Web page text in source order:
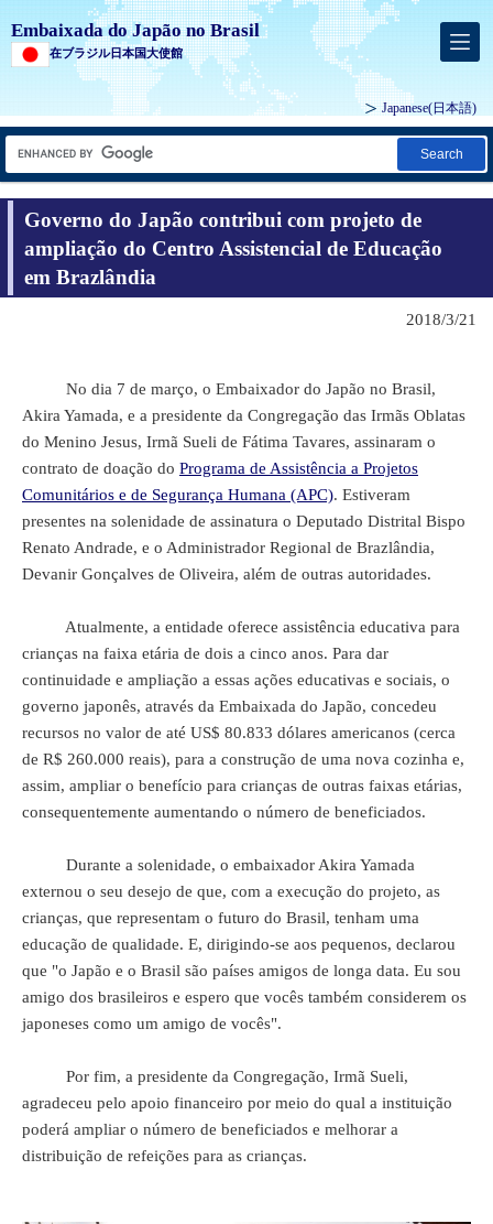
Embaixada do Japão no Brasil
在ブラジル日本国大使館
Japanese(日本語)
Search
Governo do Japão contribui com projeto de
ampliação do Centro Assistencial de Educação
em Brazlândia
2018/3/21
No dia 7 de março, o Embaixador do Japão no Brasil,
Akira Yamada, e a presidente da Congregação das Irmãs Oblatas
do Menino Jesus, Irmã Sueli de Fátima Tavares, assinaram o
contrato de doação do Programa de Assistência a Projetos
Comunitários e de Segurança Humana (APC). Estiveram
presentes na solenidade de assinatura o Deputado Distrital Bispo
Renato Andrade, e o Administrador Regional de Brazlândia,
Devanir Gonçalves de Oliveira, além de outras autoridades.
Atualmente, a entidade oferece assistência educativa para
crianças na faixa etária de dois a cinco anos. Para dar
continuidade e ampliação a essas ações educativas e sociais, o
governo japonês, através da Embaixada do Japão, concedeu
recursos no valor de até US$ 80.833 dólares americanos (cerca
de R$ 260.000 reais), para a construção de uma nova cozinha e,
assim, ampliar o benefício para crianças de outras faixas etárias,
consequentemente aumentando o número de beneficiados.
Durante a solenidade, o embaixador Akira Yamada
externou o seu desejo de que, com a execução do projeto, as
crianças, que representam o futuro do Brasil, tenham uma
educação de qualidade. E, dirigindo-se aos pequenos, declarou
que "o Japão e o Brasil são países amigos de longa data. Eu sou
amigo dos brasileiros e espero que vocês também considerem os
japoneses como um amigo de vocês".
Por fim, a presidente da Congregação, Irmã Sueli,
agradeceu pelo apoio financeiro por meio do qual a instituição
poderá ampliar o número de beneficiados e melhorar a
distribuição de refeições para as crianças.